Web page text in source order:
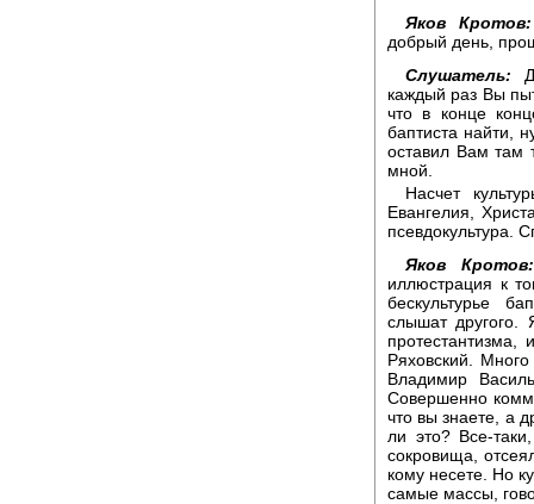
Яков Кротов:
добрый день,
Слушатель:
каждый раз Вы
что в конце
баптиста найти,
оставил Вам там
мной.
Насчет
Евангелия,
псевдокультура.
Яков Кротов:
иллюстрация к
бескультурье
слышат другого.
Ряховский. Много
Владимир
Совершенно
что вы знаете, а
ли это? Все-
сокровища,
кому несете. Но
самые массы,